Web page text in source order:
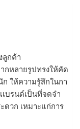
ลูกค้า
กหลายรูปทรงให้คัด
ก ให้ความรู้สึกในกา
บรนด์เป็นที่จดจำ
ดวก เหมาะแก่การ